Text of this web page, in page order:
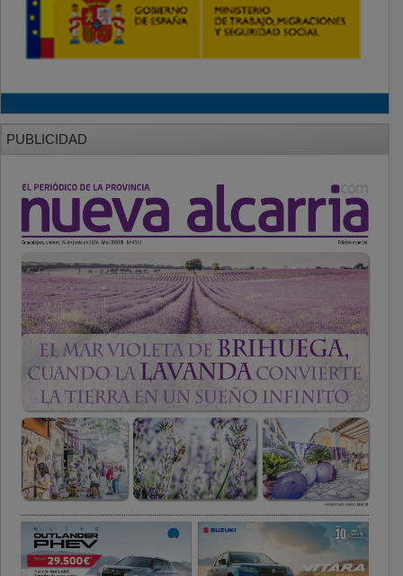
PUBLICIDAD